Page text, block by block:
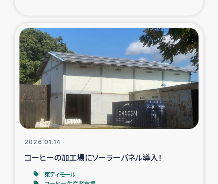
ふりかけ普及と食生活改善による栄養改善事業
フェアトレード事業
緊急支援事業
女性の生計向上を通じた子どもの栄養改善事業
民際教育
2026.01.14
コーヒーの加工場にソーラーパネル導入！
東ティモール